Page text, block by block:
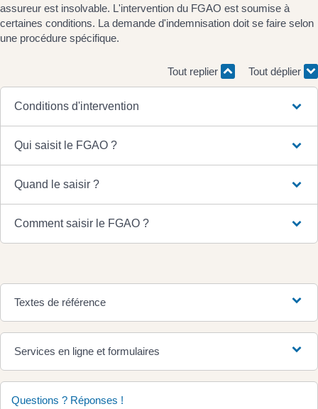
assureur est insolvable. L'intervention du FGAO est soumise à
certaines conditions. La demande d'indemnisation doit se faire selon
une procédure spécifique.
Tout replier Tout déplier
Conditions d'intervention
Qui saisit le FGAO ?
Quand le saisir ?
Comment saisir le FGAO ?
Textes de référence
Services en ligne et formulaires
Questions ? Réponses !